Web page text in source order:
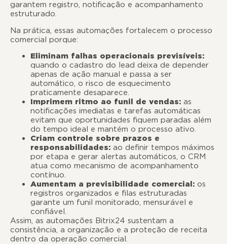
garantem registro, notificação e acompanhamento
estruturado.
Na prática, essas automações fortalecem o processo
comercial porque:
Eliminam falhas operacionais previsíveis:
quando o cadastro do lead deixa de depender
apenas de ação manual e passa a ser
automático, o risco de esquecimento
praticamente desaparece.
Imprimem ritmo ao funil de vendas: as
notificações imediatas e tarefas automáticas
evitam que oportunidades fiquem paradas além
do tempo ideal e mantém o processo ativo.
Criam controle sobre prazos e
responsabilidades: ao definir tempos máximos
por etapa e gerar alertas automáticos, o CRM
atua como mecanismo de acompanhamento
contínuo.
Aumentam a previsibilidade comercial: os
registros organizados e filas estruturadas
garante um funil monitorado, mensurável e
confiável.
Assim, as automações Bitrix24 sustentam a
consistência, a organização e a proteção de receita
dentro da operação comercial.